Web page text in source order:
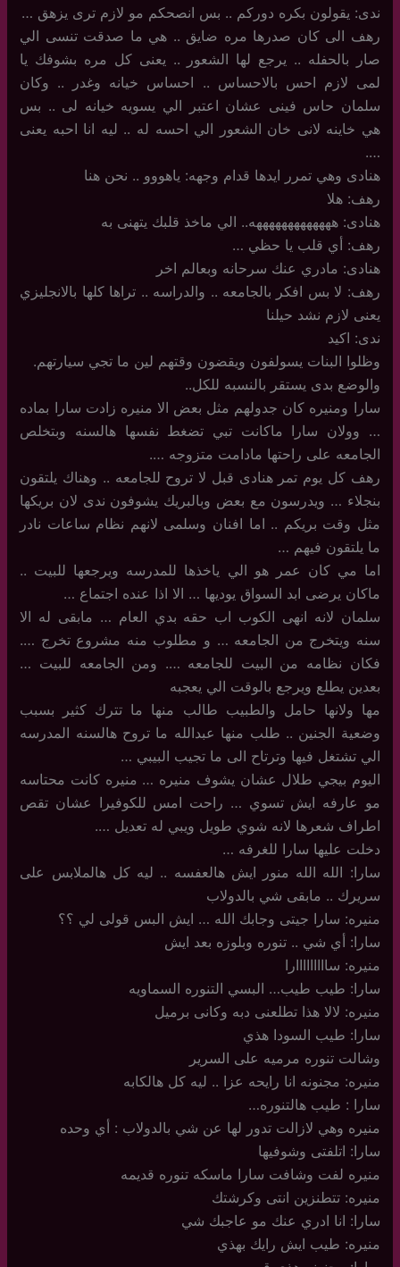
ندى: يقولون بكره دوركم .. بس انصحكم مو لازم ترى يزهق …
رهف الى كان صدرها مره ضايق .. هي ما صدقت تنسى الي
صار بالحفله .. يرجع لها الشعور .. يعنى كل مره بشوفك يا
لمى لازم احس بالاحساس .. احساس خيانه وغدر .. وكان
سلمان حاس فينى عشان اعتبر الي يسويه خيانه لى .. بس
هي خاينه لانى خان الشعور الي احسه له .. ليه انا احبه يعنى
….
هنادى وهي تمرر ايدها قدام وجهه: ياهووو .. نحن هنا
رهف: هلا
هنادى: هههههههههههههه.. الي ماخذ قلبك يتهنى به
رهف: أي قلب يا حظي …
هنادى: مادري عنك سرحانه وبعالم اخر
رهف: لا بس افكر بالجامعه .. والدراسه .. تراها كلها بالانجليزي
يعنى لازم نشد حيلنا
ندى: اكيد
وظلوا البنات يسولفون ويقضون وقتهم لين ما تجي سيارتهم.
والوضع بدى يستقر بالنسبه للكل..
سارا ومنيره كان جدولهم مثل بعض الا منيره زادت سارا بماده
… وولان سارا ماكانت تبي تضغط نفسها هالسنه وبتخلص
الجامعه على راحتها مادامت متزوجه ….
رهف كل يوم تمر هنادى قبل لا تروح للجامعه .. وهناك يلتقون
بنجلاء … ويدرسون مع بعض وبالبريك يشوفون ندى لان بريكها
مثل وقت بريكم .. اما افنان وسلمى لانهم نظام ساعات نادر
ما يلتقون فيهم …
اما مي كان عمر هو الي ياخذها للمدرسه ويرجعها للبيت ..
ماكان يرضى ابد السواق يوديها … الا اذا عنده اجتماع …
سلمان لانه انهى الكوب اب حقه بدي العام … مابقى له الا
سنه ويتخرج من الجامعه … و مطلوب منه مشروع تخرج ….
فكان نظامه من البيت للجامعه …. ومن الجامعه للبيت …
بعدين يطلع ويرجع بالوقت الي يعجبه
مها ولانها حامل والطبيب طالب منها ما تترك كثير بسبب
وضعية الجنين .. طلب منها عبدالله ما تروح هالسنه المدرسه
الي تشتغل فيها وترتاح الى ما تجيب البيبي …
اليوم بيجي طلال عشان يشوف منيره … منيره كانت محتاسه
مو عارفه ايش تسوي … راحت امس للكوفيرا عشان تقص
اطراف شعرها لانه شوي طويل ويبي له تعديل ….
دخلت عليها سارا للغرفه …
سارا: الله الله منور ايش هالعفسه .. ليه كل هالملابس على
سريرك .. مابقى شي بالدولاب
منيره: سارا جيتى وجابك الله … ايش البس قولى لي ؟؟
سارا: أي شي .. تنوره وبلوزه بعد ايش
منيره: سااااااااارا
سارا: طيب طيب… البسي التنوره السماويه
منيره: لالا هذا تطلعنى دبه وكانى برميل
سارا: طيب السودا هذي
وشالت تنوره مرميه على السرير
منيره: مجنونه انا رايحه عزا .. ليه كل هالكابه
سارا : طيب هالتنوره…
منيره وهي لازالت تدور لها عن شي بالدولاب : أي وحده
سارا: اتلفتى وشوفيها
منيره لفت وشافت سارا ماسكه تنوره قديمه
منيره: تتطنزين انتى وكرشتك
سارا: انا ادري عنك مو عاجبك شي
منيره: طيب ايش رايك بهذي